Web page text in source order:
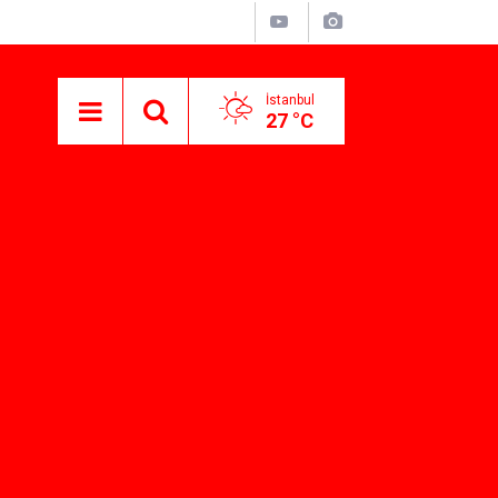
İstanbul
27 °C